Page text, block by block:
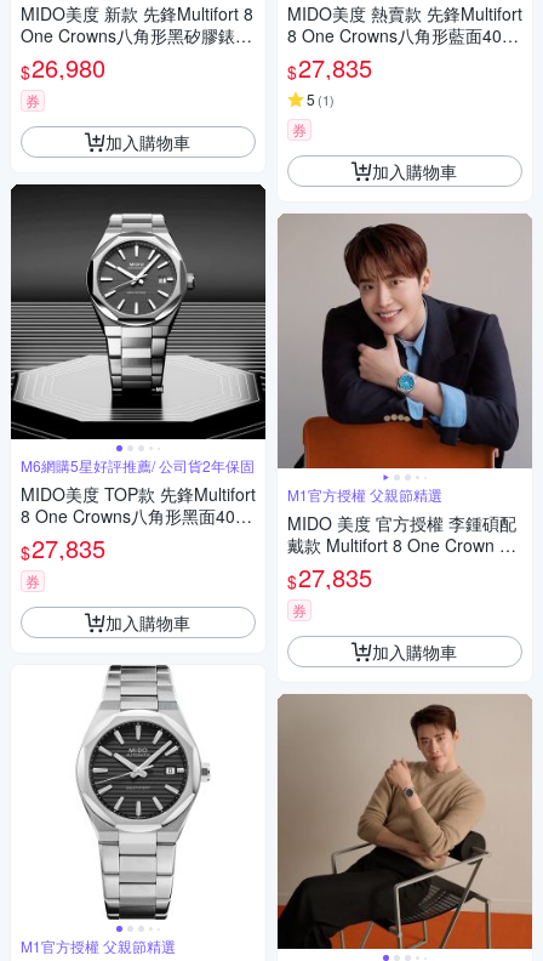
MIDO美度 新款 先鋒Multifort 8
One Crowns八角形黑矽膠錶帶
40㎜ M6(M0555071705100)
$26,980
券
加入購物車
M6網購5星好評推薦/ 公司貨2年保固
MIDO美度 TOP款 先鋒Multifort
8 One Crowns八角形黑面40㎜
M6(M0555071105100)
$27,835
券
加入購物車
M1官方授權 父親節精選
MIDO美度 熱賣款 先鋒Multifort
8 One Crowns八角形藍面40㎜
M6(M0555071104100)
$27,835
5 (1)
券
加入購物車
M1官方授權 父親節精選
MIDO 美度 官方授權 李鍾碩配
戴款 Multifort 8 One Crown 先
鋒系列 幾何八角機械錶 寵爸時
刻 送禮推薦-藍 M0555071104
100
$27,835
券
加入購物車